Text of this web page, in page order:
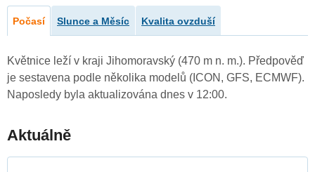
Počasí Slunce a Měsíc Kvalita ovzduší
Květnice leží v kraji Jihomoravský (470 m n. m.). Předpověď
je sestavena podle několika modelů (ICON, GFS, ECMWF).
Naposledy byla aktualizována dnes v 12:00.
Aktuálně